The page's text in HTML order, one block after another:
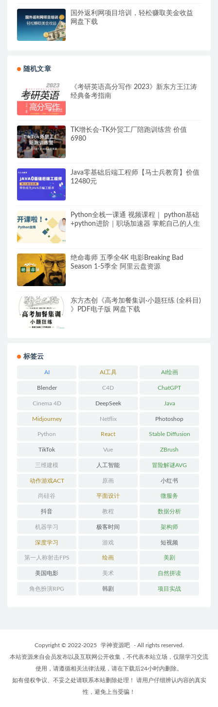
国外返利网项目培训，轻松赚取美金收益
网盘下载
随机文章
《考研英语高分写作 2023》新东方王江涛
经典备考指南
TK增长会-TK外贸工厂陪跑训练营 价值
6980
Java零基础后端工程师【马士兵教育】价值
12480元
Python全栈一课通 视频课程｜ python基础
+python进阶｜职场加速器 掌舵自己的人生
绝命毒师 五季全4K 电影Breaking Bad
Season 1-5季全 阿里云盘资源
东方杰创《高考加餐集训·小题狂练 (全科目)
》PDF电子版 网盘下载
标签云
AI AI工具 AI绘画
Blender C4D ChatGPT
Cinema 4D DeepSeek Java
Midjourney Netflix Photoshop
Python React Stable Diffusion
TikTok Vue ZBrush
三维建模 人工智能 冒险解谜AVG
动作游戏ACT 原画 小红书
尚硅谷 平面设计 微服务
抖音 教程 数据分析
机器学习 极客时间 架构师
深度学习 游戏 短视频
第一人称射击FPS 绘画 美剧
美国电影 美术 自然拼读
角色扮演RPG 韩剧 项目实战
Copyright © 2022-2025 学神资源吧
- All rights reserved.
本站资源来自会员发布以及互联网公开收集，不代表本站立场，仅限学习交流
使用，请遵循相关法律法规，请在下载后24小时内删除。
如有侵权争议、不妥之处请联系本站删除处理！ 请用户仔细辨认内容的真实
性，避免上当受骗！